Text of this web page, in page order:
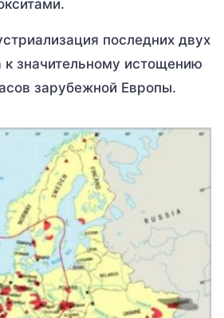
последних двух
к значительному истощению
зарубежной Европы.